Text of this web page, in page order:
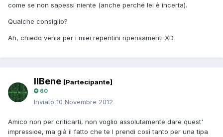
come se non sapessi niente (anche perché lei è incerta).
Qualche consiglio?
Ah, chiedo venia per i miei repentini ripensamenti XD
IlBene [Partecipante]
60
Inviato 10 Novembre 2012
Amico non per criticarti, non voglio assolutamente dare quest'
impressioe, ma già il fatto che te l prendi così tanto per una tipa